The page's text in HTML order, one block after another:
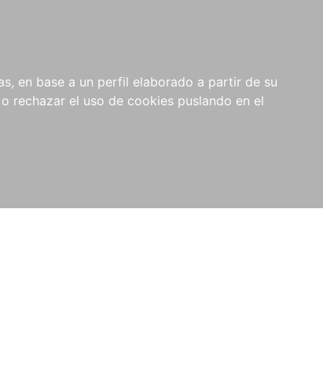
en base a un perfil elaborado a partir de su
rechazar el uso de cookies puslando en el